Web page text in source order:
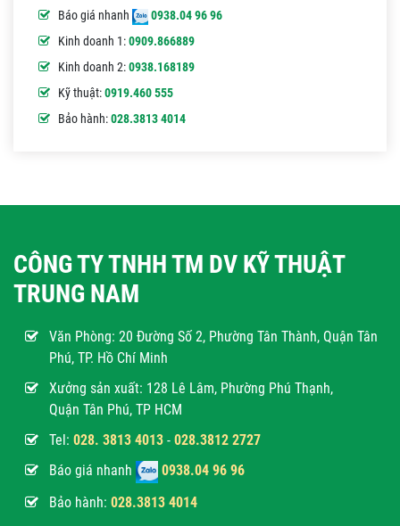
Báo giá nhanh
0938.04 96 96
Kinh doanh 1:0909.866889
Kinh doanh 2:0938.168189
Kỹ thuật:0919.460 555
Bảo hành:028.3813 4014
CÔNG TY TNHH TM DV KỸ THUẬT
TRUNG NAM
Văn Phòng: 20 Đường Số 2, Phường Tân Thành, Quận Tân
Phú, TP. Hồ Chí Minh
Xưởng sản xuất: 128 Lê Lâm, Phường Phú Thạnh,
Quận Tân Phú, TP HCM
Tel: 028. 3813 4013 - 028.3812 2727
Báo giá nhanh
0938.04 96 96
Bảo hành: 028.3813 4014